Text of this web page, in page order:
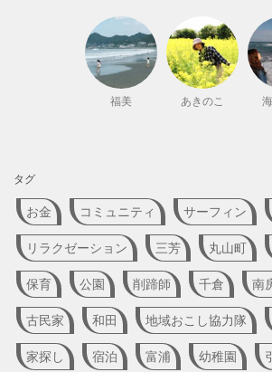
福美 あきのこ
タグ
お金 コミュニティ サーフィン
リラクゼーション 三芳 丸山町
保育 公園 削蹄師 千倉 南
古民家 和田 地域おこし協力隊
家探し 宿泊 富浦 幼稚園